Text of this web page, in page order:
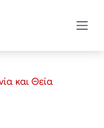
και Θεία